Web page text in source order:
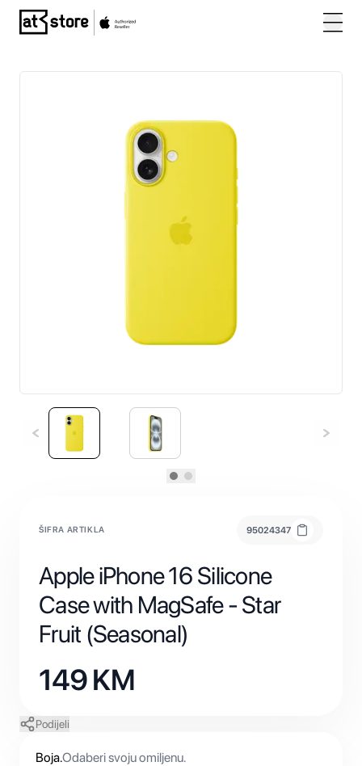
Posjetite početnu stranicu AT Store
ŠIFRA ARTIKLA 95024347
Apple iPhone 16 Silicone
Case with MagSafe - Star
Fruit (Seasonal)
149KM
Podijeli
Boja.Odaberi svoju omiljenu.